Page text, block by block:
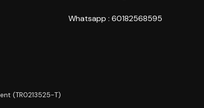
Whatsapp : 60182568595
(TR0213525-T)